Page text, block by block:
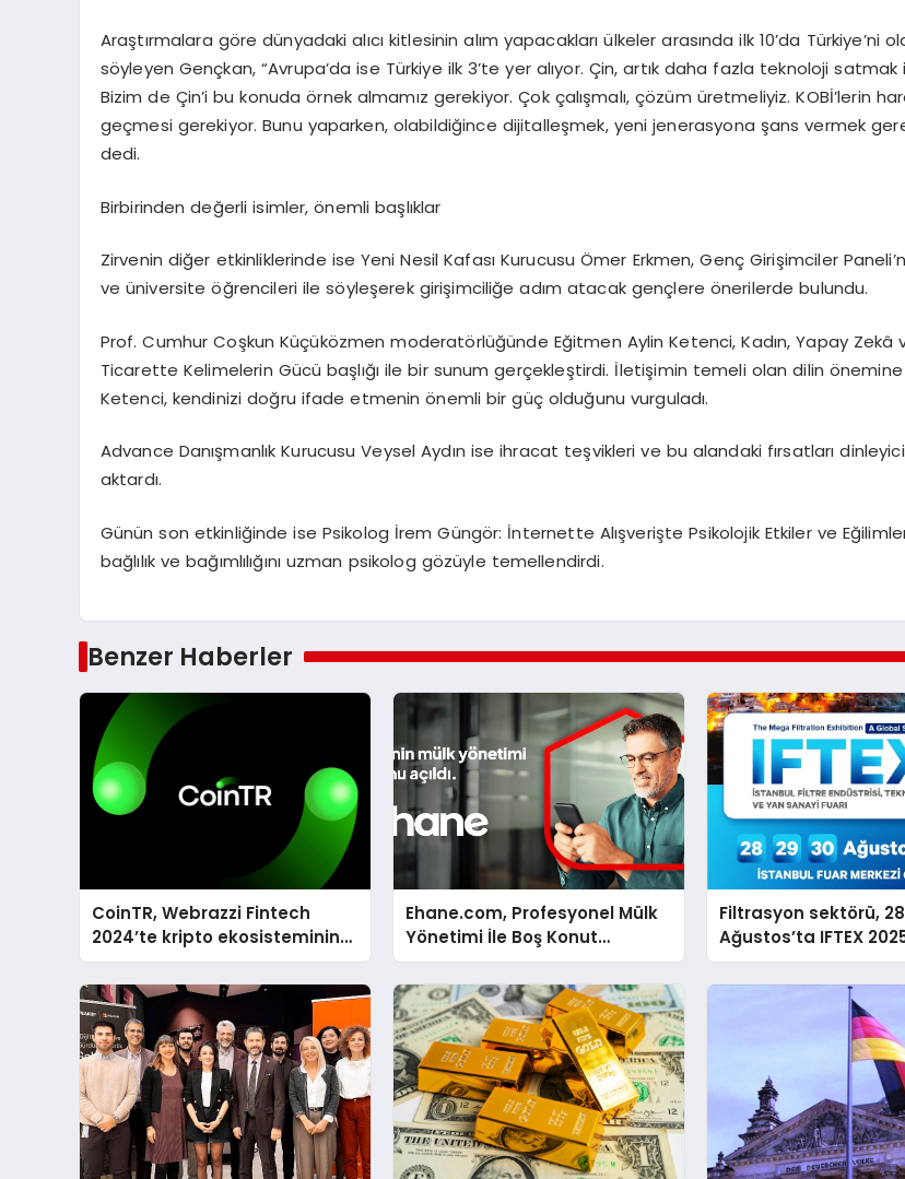
Araştırmalara göre dünyadaki alıcı kitlesinin alım yapacakları ülkeler arasında ilk 10’da Türkiye’ni
söyleyen Gençkan, “Avrupa’da ise Türkiye ilk 3’te yer alıyor. Çin, artık daha fazla teknoloji satmak
Bizim de Çin’i bu konuda örnek almamız gerekiyor. Çok çalışmalı, çözüm üretmeliyiz. KOBİ’lerin
geçmesi gerekiyor. Bunu yaparken, olabildiğince dijitalleşmek, yeni jenerasyona şans vermek
dedi.
Birbirinden değerli isimler, önemli başlıklar
Zirvenin diğer etkinliklerinde ise Yeni Nesil Kafası Kurucusu Ömer Erkmen, Genç Girişimciler
ve üniversite öğrencileri ile söyleşerek girişimciliğe adım atacak gençlere önerilerde bulundu.
Prof. Cumhur Coşkun Küçüközmen moderatörlüğünde Eğitmen Aylin Ketenci, Kadın, Yapay Zekâ
Ticarette Kelimelerin Gücü başlığı ile bir sunum gerçekleştirdi. İletişimin temeli olan dilin
Ketenci, kendinizi doğru ifade etmenin önemli bir güç olduğunu vurguladı.
Advance Danışmanlık Kurucusu Veysel Aydın ise ihracat teşvikleri ve bu alandaki fırsatları
aktardı.
Günün son etkinliğinde ise Psikolog İrem Güngör: İnternette Alışverişte Psikolojik Etkiler ve
bağlılık ve bağımlılığını uzman psikolog gözüyle temellendirdi.
Benzer Haberler
CoinTR, Webrazzi Fintech
2024’te kripto ekosisteminin
tanınan isimlerini ağırlayacak
Ehane.com, Profesyonel Mülk
Yönetimi İle Boş Konut
Stokunu Eritecek
Filtrasyon sektörü,
Ağustos’ta IFTEX
buluşacak